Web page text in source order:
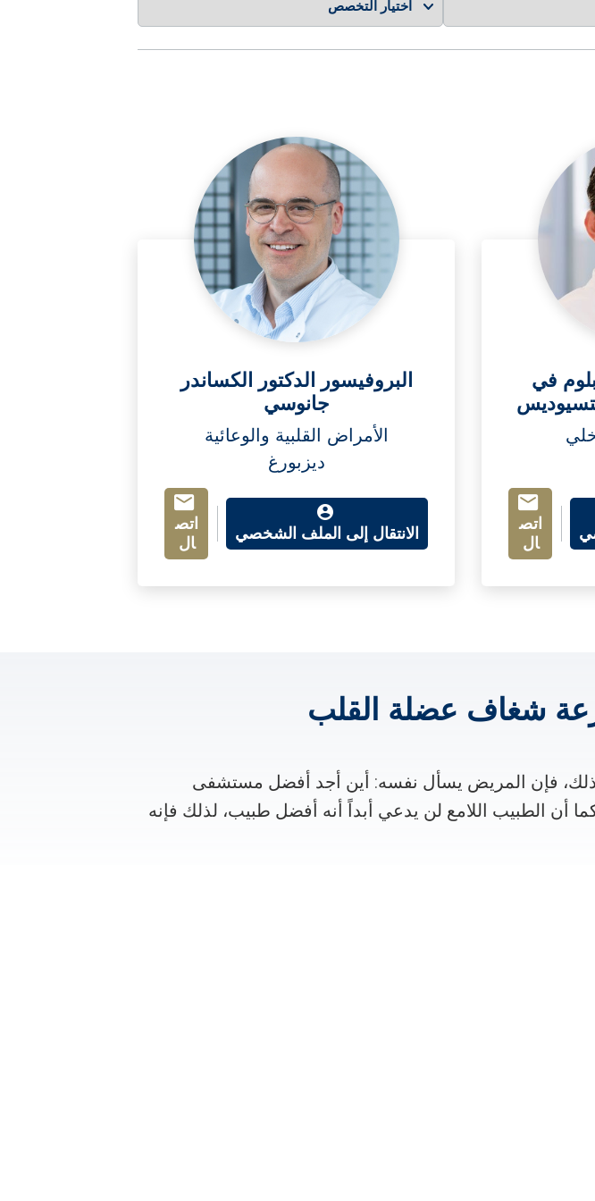
البروفيسور الدكتور الكساندر
جانوسي
الأمراض القلبية والوعائية
ديزبورغ
الانتقال إلى الملف الشخصي
اتص
ال
في
اتص
ال
شغاف عضلة القلب
فإن المريض يسأل نفسه: أين أجد أفضل مستشفى
أن الطبيب اللامع لن يدعي أبداً أنه أفضل طبيب، لذلك فإنه